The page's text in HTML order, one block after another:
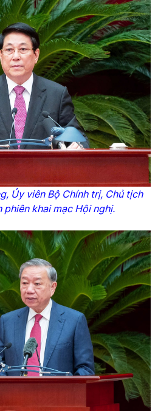
Ủy viên Bộ Chính trị, Chủ tịch
phiên khai mạc Hội nghị.